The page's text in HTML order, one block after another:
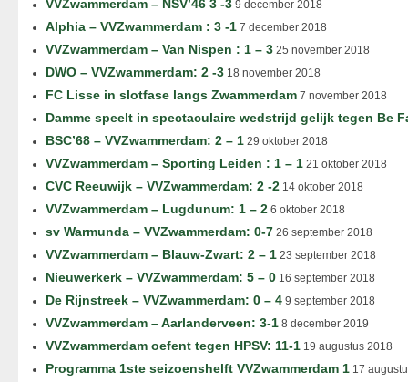
VVZwammerdam – NSV’46 3 -3 9 december 2018
Alphia – VVZwammerdam : 3 -1 7 december 2018
VVZwammerdam – Van Nispen : 1 – 3 25 november 2018
DWO – VVZwammerdam: 2 -3 18 november 2018
FC Lisse in slotfase langs Zwammerdam 7 november 2018
Damme speelt in spectaculaire wedstrijd gelijk tegen Be
BSC’68 – VVZwammerdam: 2 – 1 29 oktober 2018
VVZwammerdam – Sporting Leiden : 1 – 1 21 oktober 2018
CVC Reeuwijk – VVZwammerdam: 2 -2 14 oktober 2018
VVZwammerdam – Lugdunum: 1 – 2 6 oktober 2018
sv Warmunda – VVZwammerdam: 0-7 26 september 2018
VVZwammerdam – Blauw-Zwart: 2 – 1 23 september 2018
Nieuwerkerk – VVZwammerdam: 5 – 0 16 september 2018
De Rijnstreek – VVZwammerdam: 0 – 4 9 september 2018
VVZwammerdam – Aarlanderveen: 3-1 8 december 2019
VVZwammerdam oefent tegen HPSV: 11-1 19 augustus 2018
Programma 1ste seizoenshelft VVZwammerdam 1 17